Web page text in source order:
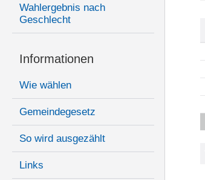
Wahlergebnis nach
Geschlecht
Informationen
Wie wählen
Gemeindegesetz
So wird ausgezählt
Links